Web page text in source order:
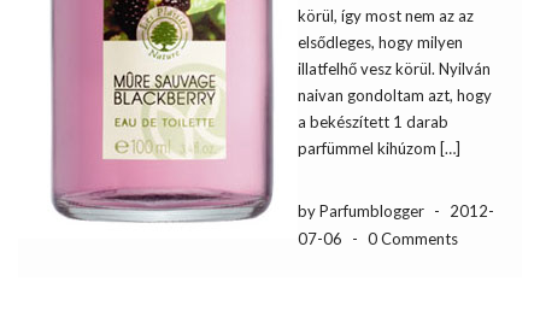
körül, így most nem az az
elsődleges, hogy milyen
illatfelhő vesz körül. Nyilván
naivan gondoltam azt, hogy
a bekészített 1 darab
parfümmel kihúzom […]
by Parfumblogger -
2012-
07-06
- 0 Comments